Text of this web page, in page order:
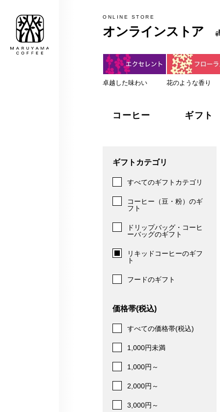
税込5,000円以上のお買上げで送
MARUYAMA COFFEEONLINE STORE
オンラインストア
卓越した味わい 花のような香り
コーヒー ギフト
ギフトカテゴリ
すべてのギフトカテゴリ
コーヒー（豆・粉）のギ
フト
ドリップバッグ・コーヒ
ーバッグのギフト
リキッドコーヒーのギフ
ト
フードのギフト
価格帯(税込)
すべての価格帯(税込)
1,000円未満
1,000円～
2,000円～
3,000円～